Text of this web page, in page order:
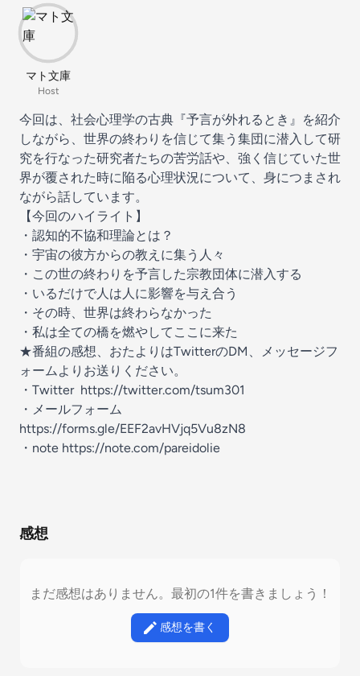
マト文庫
Host
今回は、社会心理学の古典『予言が外れるとき』を紹介
しながら、世界の終わりを信じて集う集団に潜入して研
究を行なった研究者たちの苦労話や、強く信じていた世
界が覆された時に陥る心理状況について、身につまされ
ながら話しています。
【今回のハイライト】
・認知的不協和理論とは？
・宇宙の彼方からの教えに集う人々
・この世の終わりを予言した宗教団体に潜入する
・いるだけで人は人に影響を与え合う
・その時、世界は終わらなかった
・私は全ての橋を燃やしてここに来た
★番組の感想、おたよりはTwitterのDM、メッセージフ
ォームよりお送りください。
・Twitter https://twitter.com/tsum301
・メールフォーム
https://forms.gle/EEF2avHVjq5Vu8zN8
・note https://note.com/pareidolie
感想
まだ感想はありません。最初の1件を書きましょう！
感想を書く